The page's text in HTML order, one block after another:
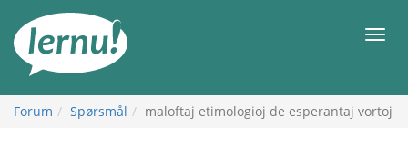
innholdet
Meny
Forum Spørsmål maloftaj etimologioj de esperantaj vortoj